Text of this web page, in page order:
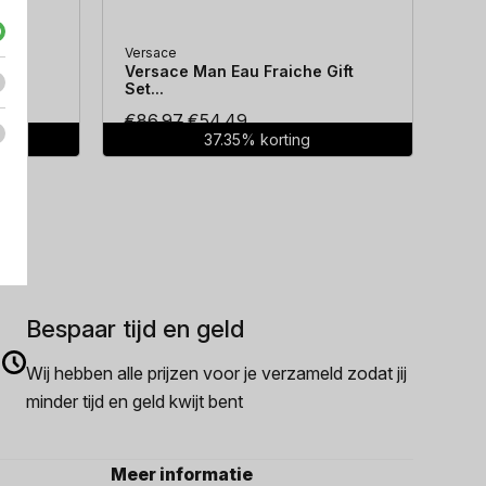
Versace
Versace Man Eau Fraiche Gift
Set...
€86.97Oorspronkelijke
prijs
€54.49Huidige
prijs
37.35% korting
Bespaar tijd en geld
Wij hebben alle prijzen voor je verzameld zodat jij
minder tijd en geld kwijt bent
Meer informatie